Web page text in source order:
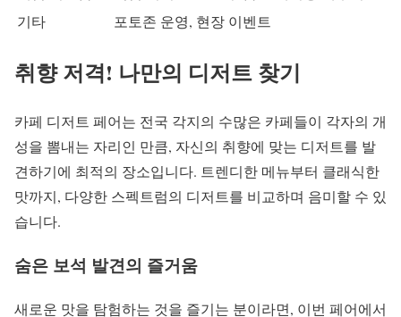
기타
포토존 운영, 현장 이벤트
취향 저격! 나만의 디저트 찾기
카페 디저트 페어는 전국 각지의 수많은 카페들이 각자의 개
성을 뽐내는 자리인 만큼, 자신의 취향에 맞는 디저트를 발
견하기에 최적의 장소입니다. 트렌디한 메뉴부터 클래식한
맛까지, 다양한 스펙트럼의 디저트를 비교하며 음미할 수 있
습니다.
숨은 보석 발견의 즐거움
새로운 맛을 탐험하는 것을 즐기는 분이라면, 이번 페어에서